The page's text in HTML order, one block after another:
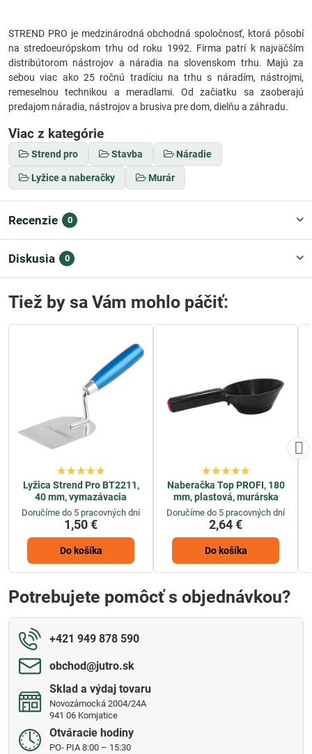
STREND PRO je medzinárodná obchodná spoločnosť, ktorá pôsobí
na stredoeurópskom trhu od roku 1992. Firma patrí k najväčším
distribútorom nástrojov a náradia na slovenskom trhu. Majú za
sebou viac ako 25 ročnú tradíciu na trhu s náradím, nástrojmi,
remeselnou technikou a meradlami. Od začiatku sa zaoberajú
predajom náradia, nástrojov a brusiva pre dom, dielňu a záhradu.
Viac z kategórie
Strend pro Stavba Náradie
Lyžice a naberačky Murár
Recenzie 0
Diskusia 0
Tiež by sa Vám mohlo páčiť:
Lyžica Strend Pro BT2211,
40 mm, vymazávacia
Doručíme do 5 pracovných dní
1,50 €
Do košíka
Naberačka Top PROFI, 180
mm, plastová, murárska
Doručíme do 5 pracovných dní
2,64 €
Do košíka
Potrebujete pomôcť s objednávkou?
+421 949 878 590
obchod​@jutro​.sk
Sklad a výdaj tovaru
Novozámocká 2004/24A
941 06 Komjatice
Otváracie hodiny
PO- PIA 8:00 – 15:30